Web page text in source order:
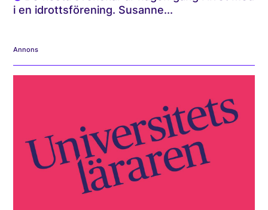
i en idrottsförening. Susanne...
Annons